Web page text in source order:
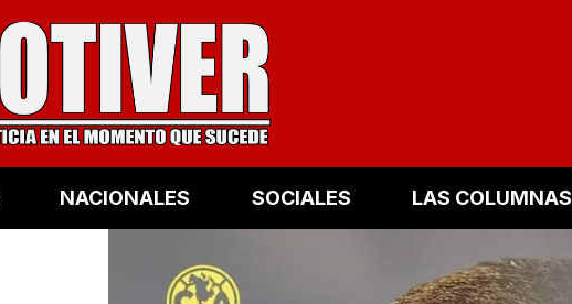
NACIONALES SOCIALES LAS COLUMNAS